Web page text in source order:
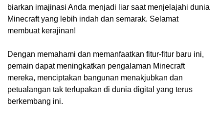
biarkan imajinasi Anda menjadi liar saat menjelajahi dunia
Minecraft yang lebih indah dan semarak. Selamat
membuat kerajinan!
Dengan memahami dan memanfaatkan fitur-fitur baru ini,
pemain dapat meningkatkan pengalaman Minecraft
mereka, menciptakan bangunan menakjubkan dan
petualangan tak terlupakan di dunia digital yang terus
berkembang ini.